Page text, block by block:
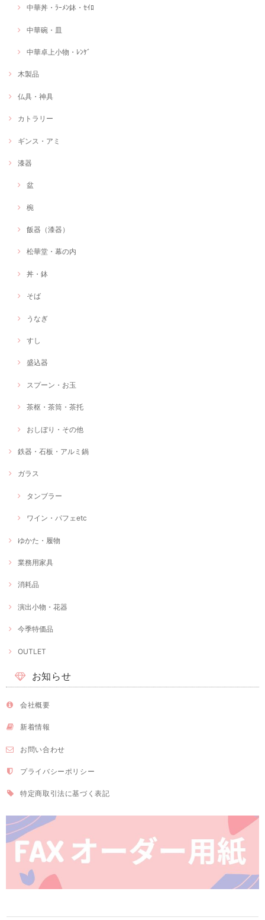
中華丼・ﾗｰﾒﾝ鉢・ｾｲﾛ
中華碗・皿
中華卓上小物・ﾚﾝｹﾞ
木製品
仏具・神具
カトラリー
ギンス・アミ
漆器
盆
椀
飯器（漆器）
松華堂・幕の内
丼・鉢
そば
うなぎ
すし
盛込器
スプーン・お玉
茶枢・茶筒・茶托
おしぼり・その他
鉄器・石板・アルミ鍋
ガラス
タンブラー
ワイン・パフェetc
ゆかた・履物
業務用家具
消耗品
演出小物・花器
今季特価品
OUTLET
お知らせ
会社概要
新着情報
お問い合わせ
プライバシーポリシー
特定商取引法に基づく表記